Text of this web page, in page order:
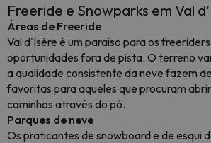
Freeride e Snowparks em Val
Áreas de Freeride
Val d'Isère é um paraíso para os
oportunidades fora de pista. O terreno
a qualidade consistente da neve fazem
favoritas para aqueles que procuram
caminhos através do pó.
Parques de neve
Os praticantes de snowboard e de esqui